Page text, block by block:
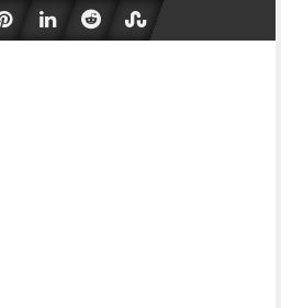
content